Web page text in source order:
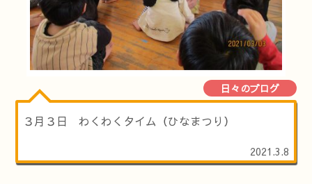
日々のブログ
３月３日 わくわくタイム（ひなまつり）
2021.3.8